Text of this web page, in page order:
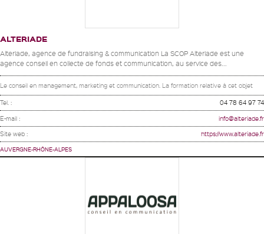
ALTERIADE
Alteriade, agence de fundraising & communication La SCOP Alteriade est une
agence conseil en collecte de fonds et communication, au service des...
Le conseil en management, marketing et communication. La formation relative à cet objet
Tel. : 04 78 64 97 74
E-mail : info@alteriade.fr
Site web : https://www.alteriade.fr
AUVERGNE-RHÔNE-ALPES